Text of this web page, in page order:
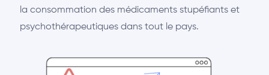
la consommation des médicaments stupéfiants et
psychothérapeutiques dans tout le pays.